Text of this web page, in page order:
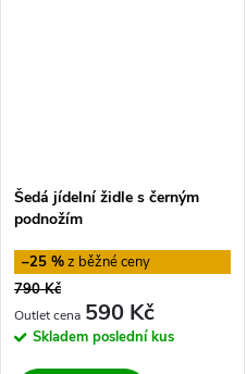
Šedá jídelní židle s černým
podnožím
–25 %
790 Kč
590 Kč
Skladem poslední kus